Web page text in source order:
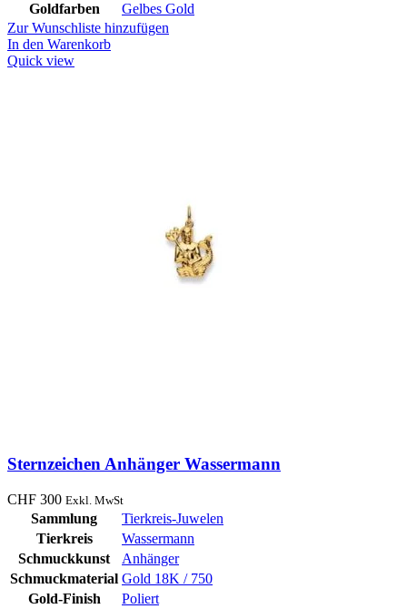
Goldfarben
Gelbes Gold
Zur Wunschliste hinzufügen
In den Warenkorb
Quick view
Sternzeichen Anhänger Wassermann
CHF 300 Exkl. MwSt
Sammlung
Tierkreis-Juwelen
Tierkreis
Wassermann
Schmuckkunst
Anhänger
Schmuckmaterial Gold 18K / 750
Gold-Finish
Poliert